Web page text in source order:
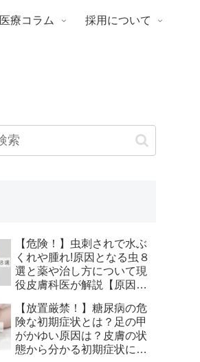
医療コラム 採用について
【危険！】虫刺されで水ぶ
くれや腫れ!原因となる虫８
選と薬や治し方について現
役皮膚科医が解説【原因、
方】
【放置厳禁！】糖尿病の危
険な初期症状とは？足の甲
がかゆい原因は？皮膚の状
態から分かる初期症状につ